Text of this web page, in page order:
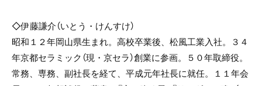
◇伊藤謙介（いとう・けんすけ）
昭和１２年岡山県生まれ。高校卒業後、松風工業入社。３４
年京都セラミック（現・京セラ）創業に参画。５０年取締役。
常務、専務、副社長を経て、平成元年社長に就任。１１年会